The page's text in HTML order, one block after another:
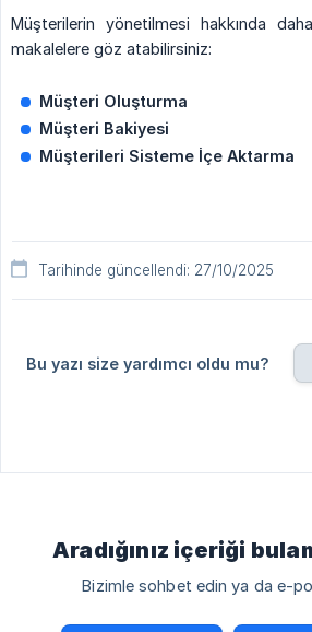
Müşterilerin yönetilmesi hakkında
makalelere göz atabilirsiniz:
Müşteri Oluşturma
Müşteri Bakiyesi
Müşterileri Sisteme İçe Aktarma
Tarihinde güncellendi: 27/10/2025
Bu yazı size yardımcı oldu mu?
Aradığınız içeriği
Bizimle sohbet edin ya da e-